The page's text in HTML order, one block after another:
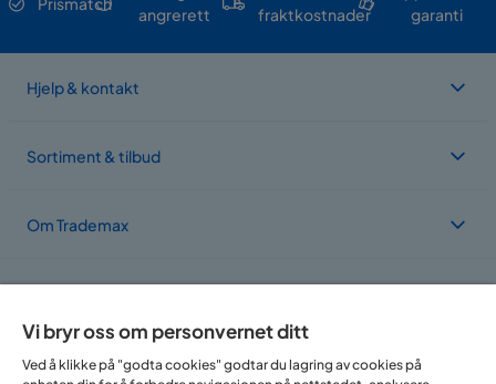
angrerett
fraktkostnader
garanti
Hjelp & kontakt
Sortiment & tilbud
Om Trademax
Vi bryr oss om personvernet ditt
Ved å klikke på "godta cookies" godtar du lagring av cookies på